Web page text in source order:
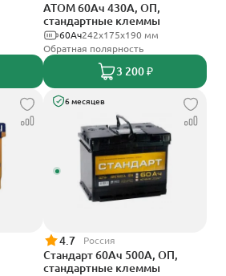
АТОМ 60Ач 430А, ОП,
стандартные клеммы
242х175х190 мм
60Ач
Обратная полярность
3 200 ₽
6 месяцев
4.7 Россия
Стандарт 60Ач 500А, ОП,
стандартные клеммы